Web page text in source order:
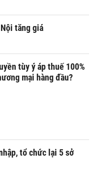
tăng giá
tùy ý áp thuế 100%
mại hàng đầu?
tổ chức lại 5 sở